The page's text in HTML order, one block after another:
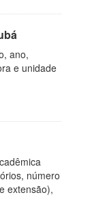
ano,
e unidade
número
extensão),